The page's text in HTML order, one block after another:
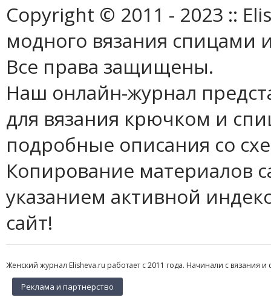
Copyright © 2011 - 2023 ::
модного вязания спицами
Все права защищены.
Наш онлайн-журнал
для вязания крючком и
подробные описания со
Копирование материалов
указанием активной
сайт!
Женский журнал Elisheva.ru работает с 2011 года. Начинали с вязания
Реклама и партнерство